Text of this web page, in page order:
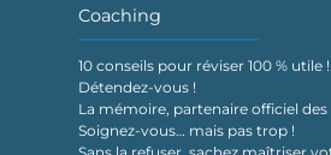
Coaching
10 conseils pour réviser 100 % utile !
Détendez-vous !
La mémoire, partenaire officiel
Soignez-vous… mais pas trop !